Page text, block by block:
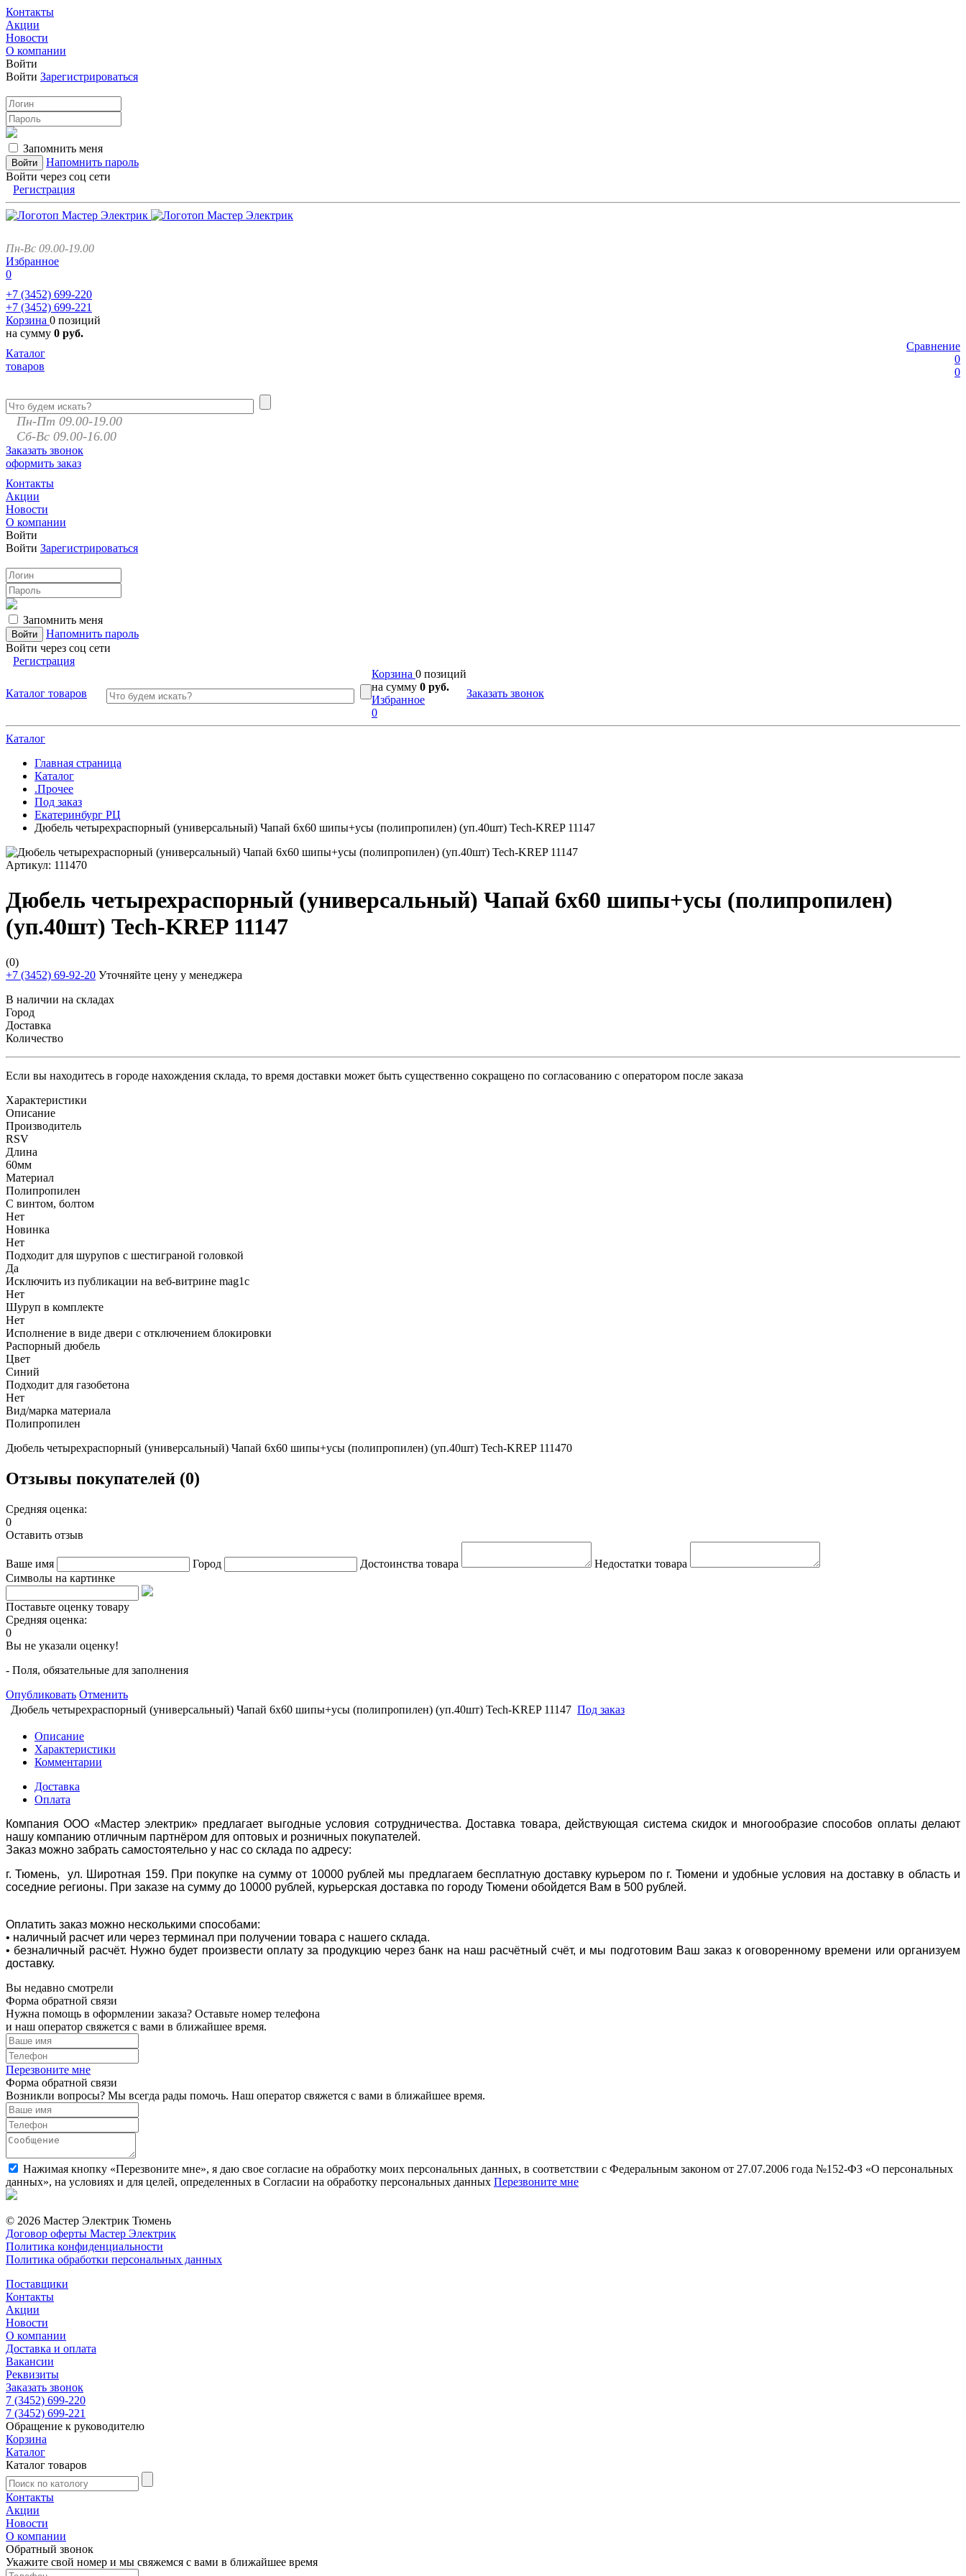
Контакты
Акции
Новости
О компании
Войти
Войти Зарегистрироваться
Запомнить меня
Напомнить пароль
Войти через соц сети
Регистрация
Пн-Вс 09.00-19.00
Избранное
0
+7 (3452) 699-220
+7 (3452) 699-221
Корзина 0 позиций
на сумму 0 руб.
Сравнение
0
0
Каталог
товаров
Пн-Пт 09.00-19.00
Сб-Вс 09.00-16.00
Заказать звонок
оформить заказ
Контакты
Акции
Новости
О компании
Войти
Войти Зарегистрироваться
Запомнить меня
Напомнить пароль
Войти через соц сети
Регистрация
Каталог товаров
Корзина 0 позиций
на сумму 0 руб.
Избранное
0
Заказать звонок
Каталог
Главная страница
Каталог
.Прочее
Под заказ
Екатеринбург РЦ
Дюбель четырехраспорный (универсальный) Чапай 6х60 шипы+усы (полипропилен) (уп.40шт) Tech-KREP 11147
Артикул: 111470
Дюбель четырехраспорный (универсальный) Чапай 6х60 шипы+усы (полипропилен)
(уп.40шт) Tech-KREP 11147
(0)
+7 (3452) 69-92-20 Уточняйте цену у менеджера
В наличии на складах
Город
Доставка
Количество
Если вы находитесь в городе нахождения склада, то время доставки может быть существенно сокращено по согласованию с оператором после заказа
Характеристики
Описание
Производитель
RSV
Длина
60мм
Материал
Полипропилен
С винтом, болтом
Нет
Новинка
Нет
Подходит для шурупов с шестиграной головкой
Да
Исключить из публикации на веб-витрине mag1c
Нет
Шуруп в комплекте
Нет
Исполнение в виде двери с отключением блокировки
Распорный дюбель
Цвет
Синий
Подходит для газобетона
Нет
Вид/марка материала
Полипропилен
Дюбель четырехраспорный (универсальный) Чапай 6х60 шипы+усы (полипропилен) (уп.40шт) Tech-KREP 111470
Отзывы покупателей (0)
Средняя оценка:
0
Оставить отзыв
Ваше имя Город Достоинства товара
Недостатки товара
Символы на картинке
Поставьте оценку товару
Средняя оценка:
0
Вы не указали оценку!
- Поля, обязательные для заполнения
Опубликовать Отменить
Дюбель четырехраспорный (универсальный) Чапай 6х60 шипы+усы (полипропилен) (уп.40шт) Tech-KREP 11147 Под заказ
Описание
Характеристики
Комментарии
Доставка
Оплата
Компания ООО «Мастер электрик» предлагает выгодные условия сотрудничества. Доставка товара, действующая система скидок и многообразие способов оплаты делают
нашу компанию отличным партнёром для оптовых и розничных покупателей.
Заказ можно забрать самостоятельно у нас со склада по адресу:
г. Тюмень, ул. Широтная 159. При покупке на сумму от 10000 рублей мы предлагаем бесплатную доставку курьером по г. Тюмени и удобные условия на доставку в область и
соседние регионы. При заказе на сумму до 10000 рублей, курьерская доставка по городу Тюмени обойдется Вам в 500 рублей.
Оплатить заказ можно несколькими способами:
• наличный расчет или через терминал при получении товара с нашего склада.
• безналичный расчёт. Нужно будет произвести оплату за продукцию через банк на наш расчётный счёт, и мы подготовим Ваш заказ к оговоренному времени или организуем
доставку.
Вы недавно смотрели
Форма обратной связи
Нужна помощь в оформлении заказа? Оставьте номер телефона
и наш оператор свяжется с вами в ближайшее время.
Перезвоните мне
Форма обратной связи
Возникли вопросы? Мы всегда рады помочь. Наш оператор свяжется с вами в ближайшее время.
Нажимая кнопку «Перезвоните мне», я даю свое согласие на обработку моих персональных данных, в соответствии с Федеральным законом от 27.07.2006 года №152-ФЗ «О персональных
данных», на условиях и для целей, определенных в Согласии на обработку персональных данных Перезвоните мне
© 2026 Мастер Электрик Тюмень
Договор оферты Мастер Электрик
Политика конфиденциальности
Политика обработки персональных данных
Поставщики
Контакты
Акции
Новости
О компании
Доставка и оплата
Вакансии
Реквизиты
Заказать звонок
7 (3452) 699-220
7 (3452) 699-221
Обращение к руководителю
Корзина
Каталог
Каталог товаров
Контакты
Акции
Новости
О компании
Обратный звонок
Укажите свой номер и мы свяжемся с вами в ближайшее время